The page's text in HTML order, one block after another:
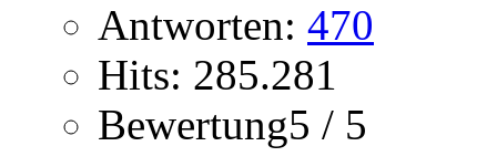
Antworten: 470
Hits: 285.281
Bewertung5 / 5